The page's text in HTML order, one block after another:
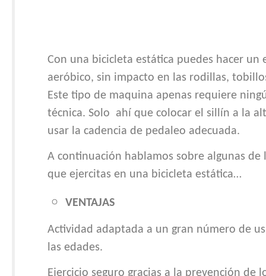
Con una bicicleta estática puedes hacer un
aeróbico, sin impacto en las rodillas,
Este tipo de maquina apenas requiere
técnica. Solo ahí que colocar el sillín a la
usar la cadencia de pedaleo adecuada.
A continuación hablamos sobre algunas de
que ejercitas en una bicicleta estática…
VENTAJAS
Actividad adaptada a un gran número de
las edades.
Ejercicio seguro gracias a la prevención de